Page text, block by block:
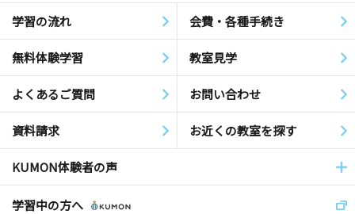
学習の流れ 会費・各種手続き
無料体験学習 教室見学
よくあるご質問 お問い合わせ
資料請求 お近くの教室を探す
KUMON体験者の声
学習中の方へ